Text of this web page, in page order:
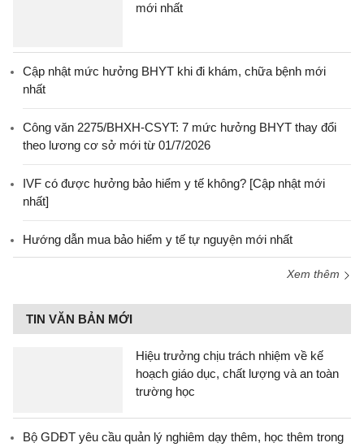
mới nhất
Cập nhật mức hưởng BHYT khi đi khám, chữa bệnh mới
nhất
Công văn 2275/BHXH-CSYT: 7 mức hưởng BHYT thay đổi
theo lương cơ sở mới từ 01/7/2026
IVF có được hưởng bảo hiểm y tế không? [Cập nhật mới
nhất]
Hướng dẫn mua bảo hiểm y tế tự nguyện mới nhất
Xem thêm
TIN VĂN BẢN MỚI
Hiệu trưởng chịu trách nhiệm về kế
hoạch giáo dục, chất lượng và an toàn
trường học
Bộ GDĐT yêu cầu quản lý nghiêm dạy thêm, học thêm trong